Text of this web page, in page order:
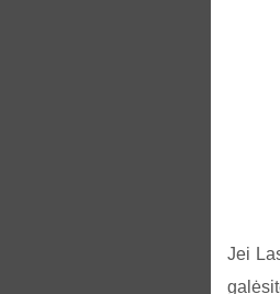
Jei